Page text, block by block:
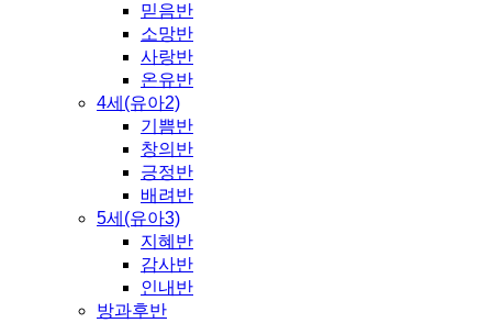
믿음반
소망반
사랑반
온유반
4세(유아2)
기쁨반
창의반
긍정반
배려반
5세(유아3)
지혜반
감사반
인내반
방과후반